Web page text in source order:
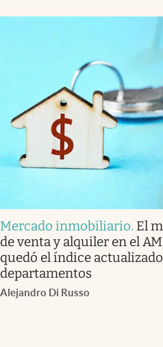
Mercado inmobiliario. El
de venta y alquiler en el
quedó el índice
departamentos
Alejandro Di Russo